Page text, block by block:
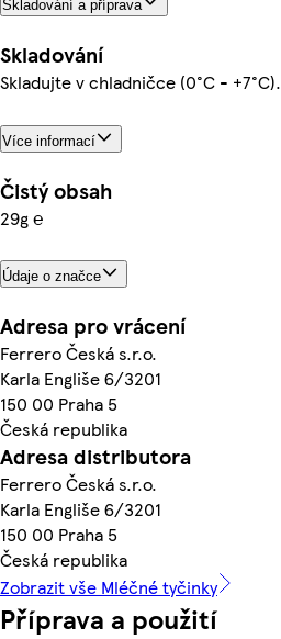
Skladování a příprava
Skladování
Skladujte v chladničce (0°C - +7°C).
Více informací
Čistý obsah
29g ℮
Údaje o značce
Adresa pro vrácení
Ferrero Česká s.r.o.
Karla Engliše 6/3201
150 00 Praha 5
Česká republika
Adresa distributora
Ferrero Česká s.r.o.
Karla Engliše 6/3201
150 00 Praha 5
Česká republika
Zobrazit vše Mléčné tyčinky
Příprava a použití